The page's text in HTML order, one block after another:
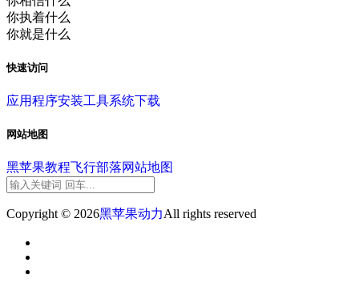
你执着什么
你就是什么
快速访问
应用程序安装工具系统下载
网站地图
黑苹果教程飞行部落网站地图
Copyright © 2026黑苹果动力All rights reserved